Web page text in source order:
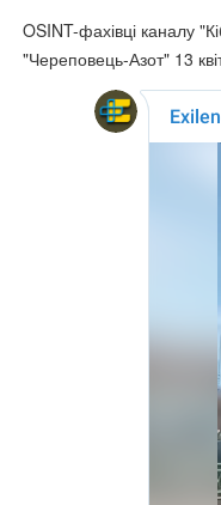
OSINT-фахівці каналу
"Череповець-Азот" 13